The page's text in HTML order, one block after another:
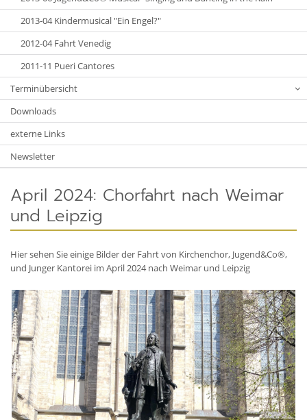
2013-04 Kindermusical "Ein Engel?"
2012-04 Fahrt Venedig
2011-11 Pueri Cantores
Terminübersicht
Downloads
externe Links
Newsletter
April 2024: Chorfahrt nach Weimar
und Leipzig
Hier sehen Sie einige Bilder der Fahrt von Kirchenchor, Jugend&Co®,
und Junger Kantorei im April 2024 nach Weimar und Leipzig